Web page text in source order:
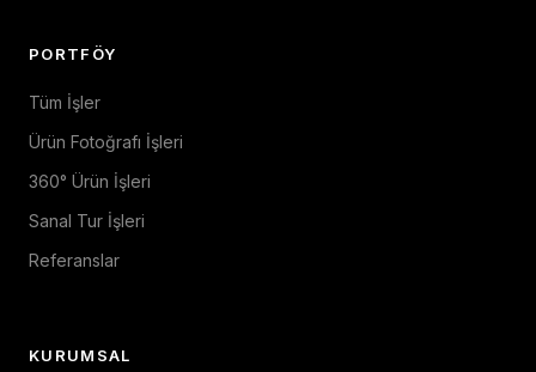
PORTFÖY
Tüm İşler
Ürün Fotoğrafı İşleri
360° Ürün İşleri
Sanal Tur İşleri
Referanslar
KURUMSAL